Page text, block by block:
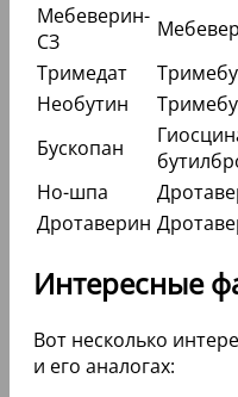
Мебеверин-
СЗ
Тримедат
Необутин
Бускопан
Но-шпа
Дротаверин
Интересные
Вот несколько
и его аналогах: